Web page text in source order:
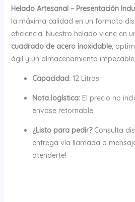
Helado Artesanal – Presentación
la máxima calidad en un formato
eficiencia. Nuestro helado viene en
cuadrado de acero inoxidable,
ágil y un almacenamiento impecable.
Capacidad:12 Litros.
Nota logística:El precio no
envase retornable.
¿Listo para pedir?Consulta
entrega vía llamada o
atenderte!